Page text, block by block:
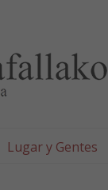
Lugar y Gentes